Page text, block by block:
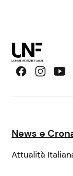
News e
Attualità